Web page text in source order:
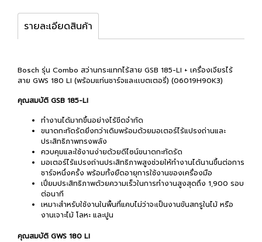
รายละเอียดสินค้า
Bosch รุ่น Combo สว่านกระแทกไร้สาย GSB 185-LI + เครื่องเจียรไร้
สาย GWS 180 LI (พร้อมแท่นชาร์จและเเบตเตอรี่) (06019H90K3)
คุณสมบัติ GSB 185-LI
ทำงานได้มากขึ้นอย่างไร้ขีดจำกัด
ขนาดกะทัดรัดยิ่งกว่าเดิมพร้อมด้วยมอเตอร์ไร้แปรงถ่านและ
ประสิทธิภาพทรงพลัง
ควบคุมและใช้งานง่ายด้วยดีไซน์ขนาดกะทัดรัด
มอเตอร์ไร้แปรงถ่านประสิทธิภาพสูงช่วยให้ทำงานได้นานขึ้นต่อการ
ชาร์จหนึ่งครั้ง พร้อมทั้งยืดอายุการใช้งานของเครื่องมือ
เปี่ยมประสิทธิภาพด้วยความเร็วในการทำงานสูงสุดถึง 1,900 รอบ
ต่อนาที
เหมาะสำหรับใช้งานในพื้นที่แคบไม่ว่าจะเป็นงานขันสกรูในไม้ หรือ
งานเจาะไม้ โลหะ และปูน
คุณสมบัติ GWS 180 LI